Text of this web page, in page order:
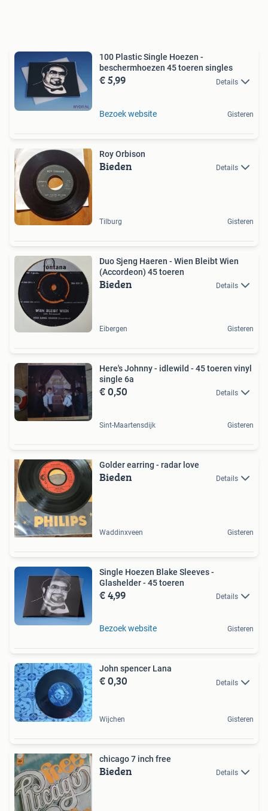
100 Plastic Single Hoezen -
beschermhoezen 45 toeren singles
€ 5,99 Details
Bezoek website Gisteren
Roy Orbison
Bieden Details
Tilburg Gisteren
Duo Sjeng Haeren - Wien Bleibt Wien
(Accordeon) 45 toeren
Bieden Details
Eibergen Gisteren
Here's Johnny - idlewild - 45 toeren vinyl
single 6a
€ 0,50 Details
Sint-Maartensdijk Gisteren
Golder earring - radar love
Bieden Details
Waddinxveen Gisteren
Single Hoezen Blake Sleeves -
Glashelder - 45 toeren
€ 4,99 Details
Bezoek website Gisteren
John spencer Lana
€ 0,30 Details
Wijchen Gisteren
chicago 7 inch free
Bieden Details